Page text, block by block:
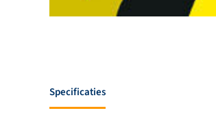
Specificaties